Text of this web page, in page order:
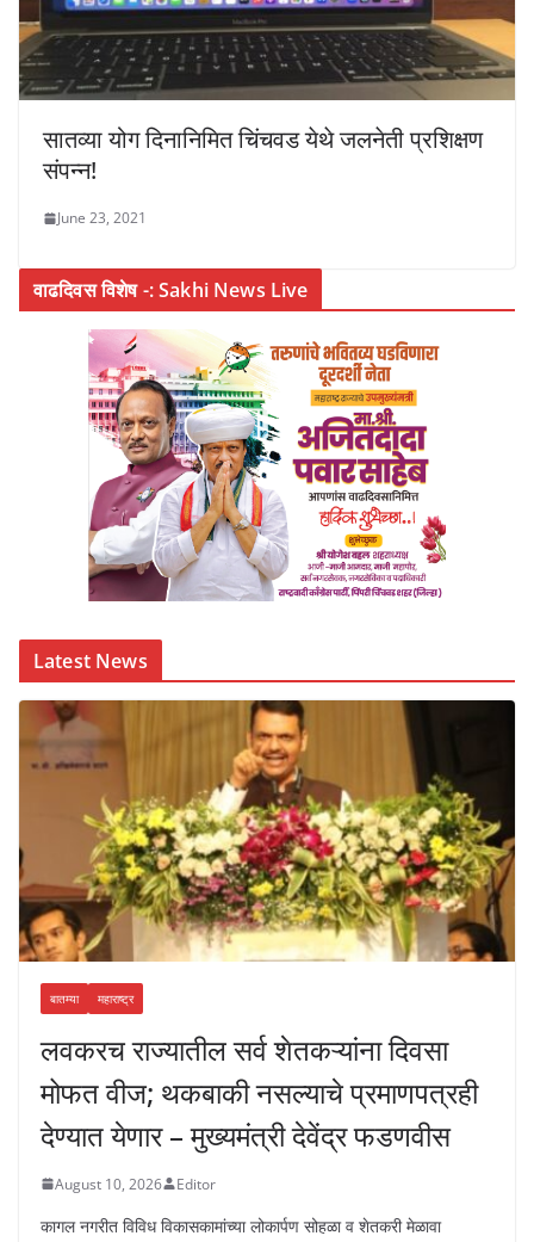
सातव्या योग दिनानिमित चिंचवड येथे जलनेती प्रशिक्षण
संपन्न!
June 23, 2021
वाढदिवस विशेष -: Sakhi News Live
Latest News
बातम्या महाराष्ट्र
लवकरच राज्यातील सर्व शेतकऱ्यांना दिवसा
मोफत वीज; थकबाकी नसल्याचे प्रमाणपत्रही
देण्यात येणार – मुख्यमंत्री देवेंद्र फडणवीस
August 10, 2026 Editor
कागल नगरीत विविध विकासकामांच्या लोकार्पण सोहळा व शेतकरी मेळावा